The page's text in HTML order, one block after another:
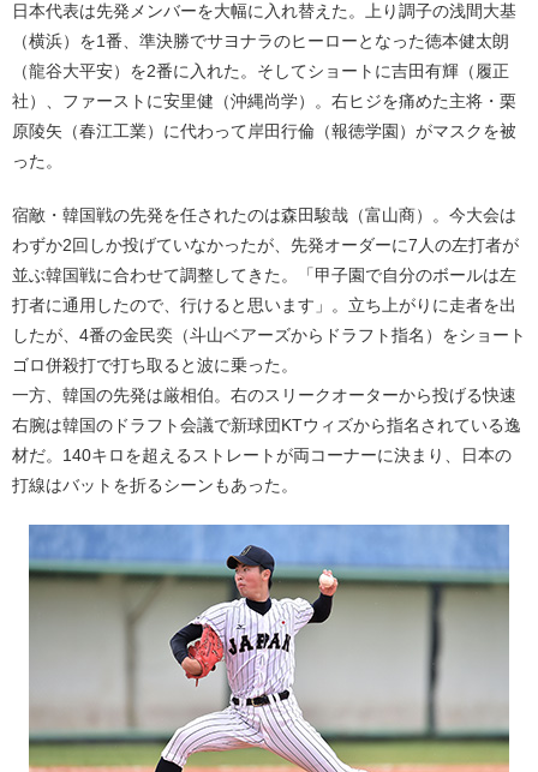
日本代表は先発メンバーを大幅に入れ替えた。上り調子の浅間大基
（横浜）を1番、準決勝でサヨナラのヒーローとなった徳本健太朗
（龍谷大平安）を2番に入れた。そしてショートに吉田有輝（履正
社）、ファーストに安里健（沖縄尚学）。右ヒジを痛めた主将・栗
原陵矢（春江工業）に代わって岸田行倫（報徳学園）がマスクを被
った。
宿敵・韓国戦の先発を任されたのは森田駿哉（富山商）。今大会は
わずか2回しか投げていなかったが、先発オーダーに7人の左打者が
並ぶ韓国戦に合わせて調整してきた。「甲子園で自分のボールは左
打者に通用したので、行けると思います」。立ち上がりに走者を出
したが、4番の金民奕（斗山ベアーズからドラフト指名）をショート
ゴロ併殺打で打ち取ると波に乗った。
一方、韓国の先発は厳相伯。右のスリークオーターから投げる快速
右腕は韓国のドラフト会議で新球団KTウィズから指名されている逸
材だ。140キロを超えるストレートが両コーナーに決まり、日本の
打線はバットを折るシーンもあった。